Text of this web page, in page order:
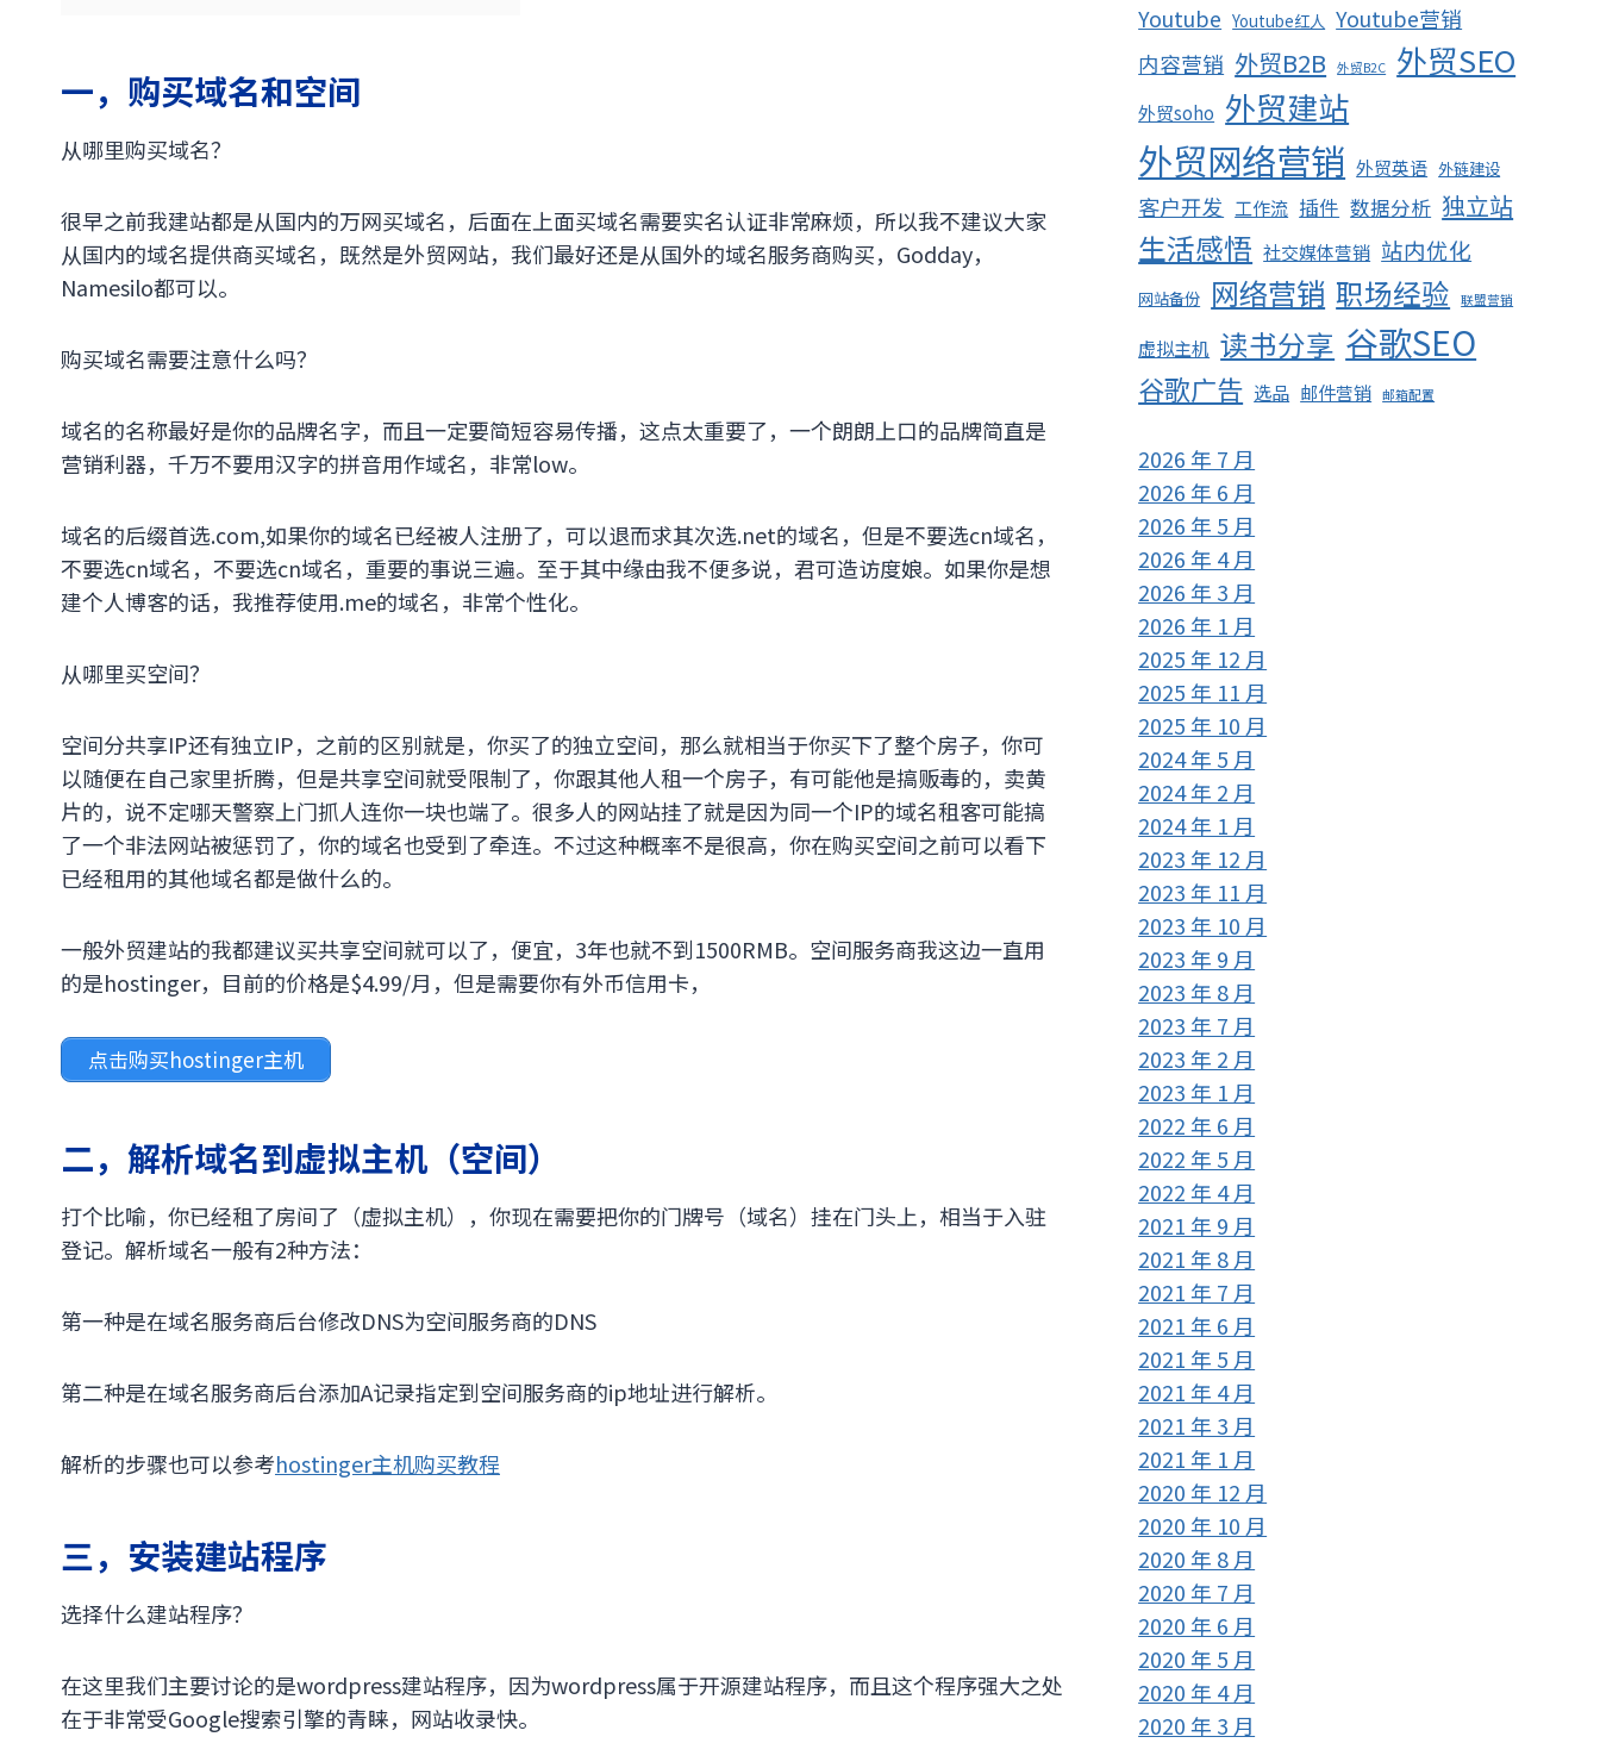
一，购买域名和空间
从哪里购买域名？
很早之前我建站都是从国内的万网买域名，后面在上面买域名需要实名认证非常麻烦，所以我不建议大家
从国内的域名提供商买域名，既然是外贸网站，我们最好还是从国外的域名服务商购买，Godday，
Namesilo都可以。
购买域名需要注意什么吗？
域名的名称最好是你的品牌名字，而且一定要简短容易传播，这点太重要了，一个朗朗上口的品牌简直是
营销利器，千万不要用汉字的拼音用作域名，非常low。
域名的后缀首选.com,如果你的域名已经被人注册了，可以退而求其次选.net的域名，但是不要选cn域名，
不要选cn域名，不要选cn域名，重要的事说三遍。至于其中缘由我不便多说，君可造访度娘。如果你是想
建个人博客的话，我推荐使用.me的域名，非常个性化。
从哪里买空间？
空间分共享IP还有独立IP，之前的区别就是，你买了的独立空间，那么就相当于你买下了整个房子，你可
以随便在自己家里折腾，但是共享空间就受限制了，你跟其他人租一个房子，有可能他是搞贩毒的，卖黄
片的，说不定哪天警察上门抓人连你一块也端了。很多人的网站挂了就是因为同一个IP的域名租客可能搞
了一个非法网站被惩罚了，你的域名也受到了牵连。不过这种概率不是很高，你在购买空间之前可以看下
已经租用的其他域名都是做什么的。
一般外贸建站的我都建议买共享空间就可以了，便宜，3年也就不到1500RMB。空间服务商我这边一直用
的是hostinger，目前的价格是$4.99/月，但是需要你有外币信用卡，
点击购买hostinger主机
二，解析域名到虚拟主机（空间）
打个比喻，你已经租了房间了（虚拟主机），你现在需要把你的门牌号（域名）挂在门头上，相当于入驻
登记。解析域名一般有2种方法：
第一种是在域名服务商后台修改DNS为空间服务商的DNS
第二种是在域名服务商后台添加A记录指定到空间服务商的ip地址进行解析。
解析的步骤也可以参考hostinger主机购买教程
三，安装建站程序
选择什么建站程序？
在这里我们主要讨论的是wordpress建站程序，因为wordpress属于开源建站程序，而且这个程序强大之处
在于非常受Google搜索引擎的青睐，网站收录快。
Youtube Youtube红人 Youtube营销
内容营销 外贸B2B 外贸B2C 外贸SEO
外贸soho 外贸建站
外贸网络营销 外贸英语 外链建设
客户开发 工作流 插件 数据分析 独立站
生活感悟 社交媒体营销 站内优化
网站备份 网络营销 职场经验 联盟营销
虚拟主机 读书分享 谷歌SEO
谷歌广告 选品 邮件营销 邮箱配置
2026 年 7 月
2026 年 6 月
2026 年 5 月
2026 年 4 月
2026 年 3 月
2026 年 1 月
2025 年 12 月
2025 年 11 月
2025 年 10 月
2024 年 5 月
2024 年 2 月
2024 年 1 月
2023 年 12 月
2023 年 11 月
2023 年 10 月
2023 年 9 月
2023 年 8 月
2023 年 7 月
2023 年 2 月
2023 年 1 月
2022 年 6 月
2022 年 5 月
2022 年 4 月
2021 年 9 月
2021 年 8 月
2021 年 7 月
2021 年 6 月
2021 年 5 月
2021 年 4 月
2021 年 3 月
2021 年 1 月
2020 年 12 月
2020 年 10 月
2020 年 8 月
2020 年 7 月
2020 年 6 月
2020 年 5 月
2020 年 4 月
2020 年 3 月